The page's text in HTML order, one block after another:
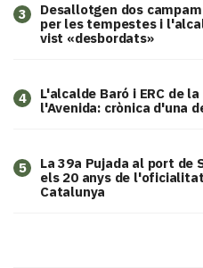
3
​Desallotgen dos
per les tempestes i
vist «desbordats»
4
L'alcalde Baró i ERC de
l'Avenida: crònica d'una
5
​La 39a Pujada al port de
els 20 anys de
Catalunya